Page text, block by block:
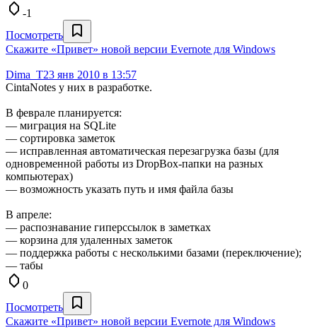
-1
Посмотреть
Скажите «Привет» новой версии Evernote для Windows
Dima_T23 янв 2010 в 13:57
CintaNotes у них в разработке.
В феврале планируется:
— миграция на SQLite
— сортировка заметок
— исправленная автоматическая перезагрузка базы (для
одновременной работы из DropBox-папки на разных
компьютерах)
— возможность указать путь и имя файла базы
В апреле:
— распознавание гиперссылок в заметках
— корзина для удаленных заметок
— поддержка работы с несколькими базами (переключение);
— табы
0
Посмотреть
Скажите «Привет» новой версии Evernote для Windows